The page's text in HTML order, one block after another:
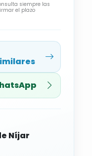
siempre las
el plazo
Níjar